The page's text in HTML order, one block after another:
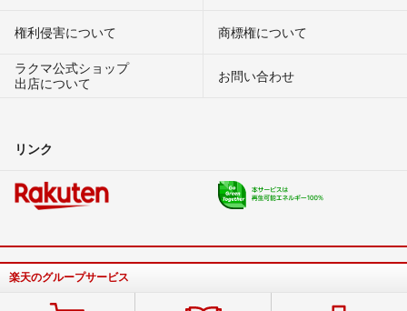
権利侵害について
商標権について
ラクマ公式ショップ
出店について
お問い合わせ
リンク
楽天のグループサービス